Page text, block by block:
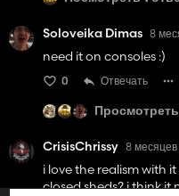
Soloveika Dimas 8
need it on consoles :)
0 Отвечать
CrisisChrissy 8 месяцев
i love the realism with
closed sheds? i think